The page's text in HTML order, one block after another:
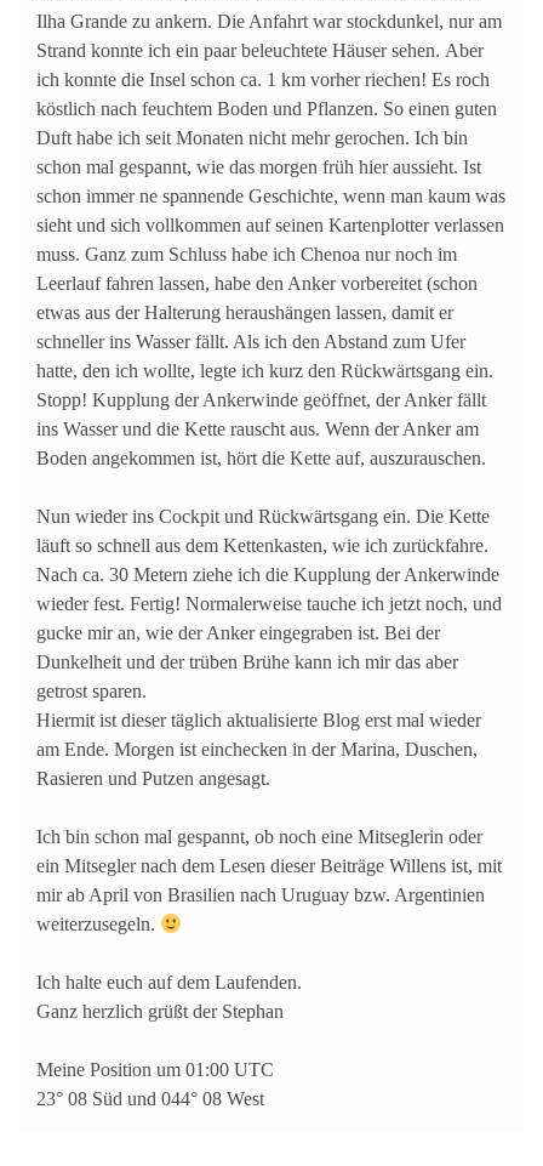
Ilha Grande zu ankern. Die Anfahrt war stockdunkel, nur am
Strand konnte ich ein paar beleuchtete Häuser sehen. Aber
ich konnte die Insel schon ca. 1 km vorher riechen! Es roch
köstlich nach feuchtem Boden und Pflanzen. So einen guten
Duft habe ich seit Monaten nicht mehr gerochen. Ich bin
schon mal gespannt, wie das morgen früh hier aussieht. Ist
schon immer ne spannende Geschichte, wenn man kaum was
sieht und sich vollkommen auf seinen Kartenplotter verlassen
muss. Ganz zum Schluss habe ich Chenoa nur noch im
Leerlauf fahren lassen, habe den Anker vorbereitet (schon
etwas aus der Halterung heraushängen lassen, damit er
schneller ins Wasser fällt. Als ich den Abstand zum Ufer
hatte, den ich wollte, legte ich kurz den Rückwärtsgang ein.
Stopp! Kupplung der Ankerwinde geöffnet, der Anker fällt
ins Wasser und die Kette rauscht aus. Wenn der Anker am
Boden angekommen ist, hört die Kette auf, auszurauschen.
Nun wieder ins Cockpit und Rückwärtsgang ein. Die Kette
läuft so schnell aus dem Kettenkasten, wie ich zurückfahre.
Nach ca. 30 Metern ziehe ich die Kupplung der Ankerwinde
wieder fest. Fertig! Normalerweise tauche ich jetzt noch, und
gucke mir an, wie der Anker eingegraben ist. Bei der
Dunkelheit und der trüben Brühe kann ich mir das aber
getrost sparen.
Hiermit ist dieser täglich aktualisierte Blog erst mal wieder
am Ende. Morgen ist einchecken in der Marina, Duschen,
Rasieren und Putzen angesagt.
Ich bin schon mal gespannt, ob noch eine Mitseglerin oder
ein Mitsegler nach dem Lesen dieser Beiträge Willens ist, mit
mir ab April von Brasilien nach Uruguay bzw. Argentinien
weiterzusegeln.
Ich halte euch auf dem Laufenden.
Ganz herzlich grüßt der Stephan
Meine Position um 01:00 UTC
23° 08 Süd und 044° 08 West